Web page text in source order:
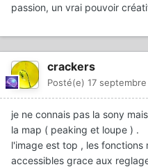
passion, un vrai pouvoir
crackers
Posté(e) 17
je ne connais pas la sony
la map ( peaking et loupe ) .
l'image est top , les fonctions
accessibles grace aux